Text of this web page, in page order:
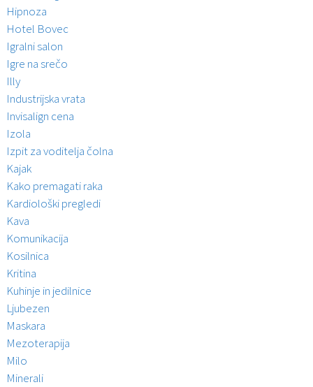
Hipnoza
Hotel Bovec
Igralni salon
Igre na srečo
Illy
Industrijska vrata
Invisalign cena
Izola
Izpit za voditelja čolna
Kajak
Kako premagati raka
Kardiološki pregledi
Kava
Komunikacija
Kosilnica
Kritina
Kuhinje in jedilnice
Ljubezen
Maskara
Mezoterapija
Milo
Minerali